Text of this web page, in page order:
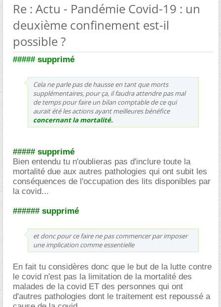
Re : Actu - Pandémie Covid-19 : un
deuxième confinement est-il
possible ?
##### supprimé
Cela ne parle pas de hausse en tant que morts
supplémentaires, pour ça, il faudra attendre pas mal
de temps pour faire un bilan comptable de ce qui
aurait été les actions ayant meilleures bénéfice
concernant la mortalité.
##### supprimé
Bien entendu tu n'oublieras pas d'inclure toute la
mortalité due aux autres pathologies qui ont subit les
conséquences de l'occupation des lits disponibles par
la covid...
###### supprimé
et donc pour ce faire ne pas commencer par imposer
une implication comme essentielle
En fait tu considères donc que le but de la lutte contre
le covid n'est pas la limitation de la mortalité des
malades de la covid ET des personnes qui ont
d'autres pathologies dont le traitement est repoussé a